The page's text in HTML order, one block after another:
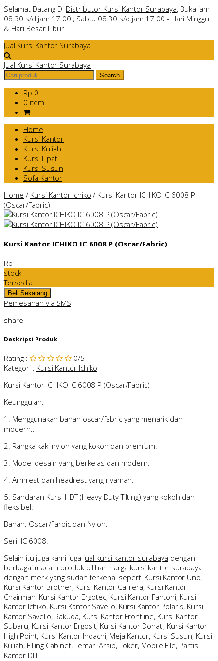
Selamat Datang Di Distributor Kursi Kantor Surabaya, Buka jam
08.30 s/d jam 17.00 , Sabtu 08.30 s/d jam 17.00 - Hari Minggu
& Hari Besar Libur.
Jual Kursi Kantor Surabaya
Jual Kursi Kantor Surabaya
Rp 0
0 item
Home
Kursi Kantor
Kursi Kuliah
Kursi Lipat
Kursi Susun
Sofa Kantor
Home / Kursi Kantor Ichiko / Kursi Kantor ICHIKO IC 6008 P
(Oscar/Fabric)
Kursi Kantor ICHIKO IC 6008 P (Oscar/Fabric)
Rp
stock
Tersedia
Pemesanan via SMS
share
Deskripsi Produk
Rating : 0/5
Kategori : Kursi Kantor Ichiko
Kursi Kantor ICHIKO IC 6008 P (Oscar/Fabric)
Keunggulan:
1. Menggunakan bahan oscar/fabric yang menarik dan
modern..
2. Rangka kaki nylon yang kokoh dan premium.
3. Model desain yang berkelas dan modern.
4. Armrest dan headrest yang nyaman.
5. Sandaran Kursi HDT (Heavy Duty Tilting) yang kokoh dan
fleksibel.
Bahan: Oscar/Farbic dan Nylon.
Seri: IC 6008.
Selain itu juga kami juga jual kursi kantor surabaya dengan
berbagai macam produk pilihan harga kursi kantor surabaya
dengan merk yang sudah terkenal seperti Kursi Kantor Uno,
Kursi Kantor Brother, Kursi Kantor Carrera, Kursi Kantor
Chairman, Kursi Kantor Ergotec, Kursi Kantor Fantoni, Kursi
Kantor Ichiko, Kursi Kantor Savello, Kursi Kantor Polaris, Kursi
Kantor Savello, Rakuda, Kursi Kantor Frontline, Kursi Kantor
Subaru, Kursi Kantor Ergosit, Kursi Kantor Donati, Kursi Kantor
High Point, Kursi Kantor Indachi, Meja Kantor, Kursi Susun, Kursi
Kuliah, Filling Cabinet, Lemari Arsip, Loker, Mobile FIle, Partisi
Kantor DLL.